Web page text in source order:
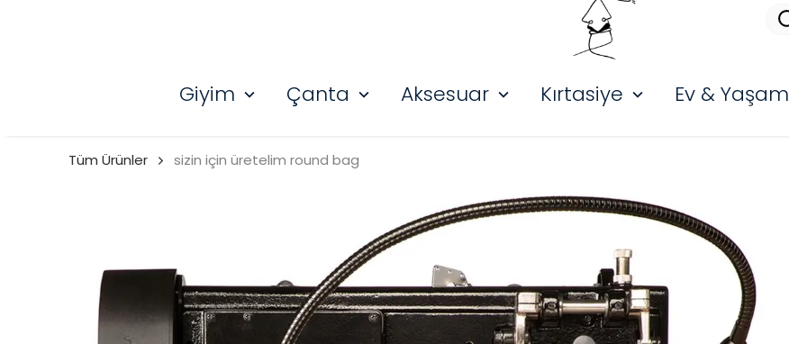
Giyim Çanta Aksesuar Kırtasiye Ev & Yaşam
Tüm Ürünler sizin için üretelim round bag